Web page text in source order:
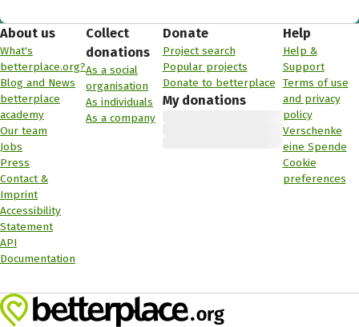
About us
What's
betterplace.org?
Blog and News
betterplace
academy
Our team
Jobs
Press
Contact &
Imprint
Accessibility
Statement
API
Documentation
Collect
donations
As a social
organisation
As individuals
As a company
Donate
Project search
Popular projects
Donate to betterplace
My donations
Help
Help &
Support
Terms of use
and privacy
policy
Verschenke
eine Spende
Cookie
preferences